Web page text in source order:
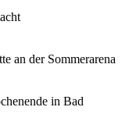
an der Sommerarena
in Bad